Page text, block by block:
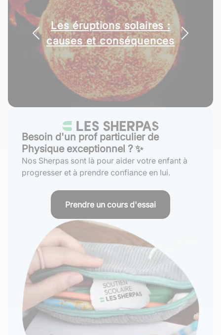
Les éruptions solaires :
causes et conséquences
Besoin d'un prof particulier de
Physique exceptionnel ? ✨
Nos Sherpas sont là pour aider votre enfant à
progresser et à prendre confiance en lui.
Prendre un cours d'essai